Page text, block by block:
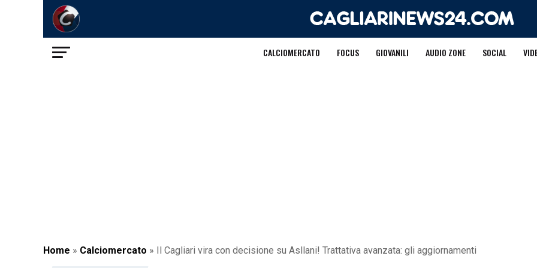
CALCIOMERCATO FOCUS GIOVANILI AUDIO ZONE SOCIAL
Home » Calciomercato » Il Cagliari vira con decisione su Asllani! Trattativa avanzata: gli aggiornamenti